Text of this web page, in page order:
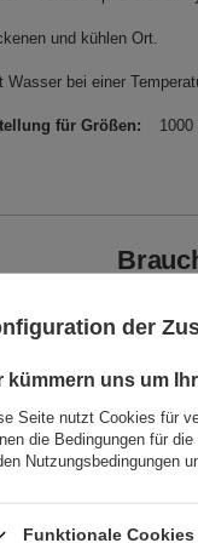
und kühlen Ort.
Wasser bei einer
für Größen 1000
der
kümmern uns um
Seite nutzt Cookies für
die Bedingungen für
Nutzungsbedingungen
Funktionale